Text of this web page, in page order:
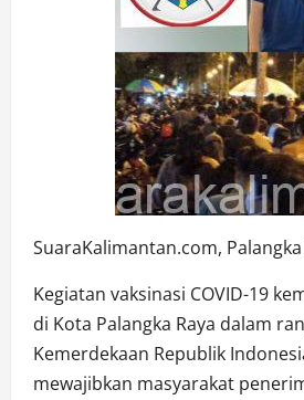
SuaraKalimantan.com, Palangka
Kegiatan vaksinasi COVID-19
di Kota Palangka Raya dalam
Kemerdekaan Republik
mewajibkan masyarakat